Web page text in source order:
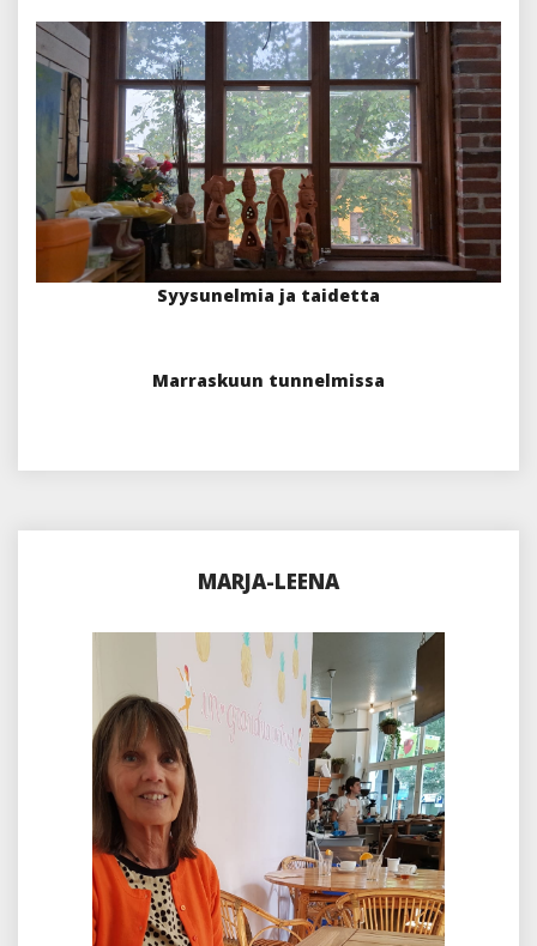
Syysunelmia ja taidetta
Marraskuun tunnelmissa
MARJA-LEENA